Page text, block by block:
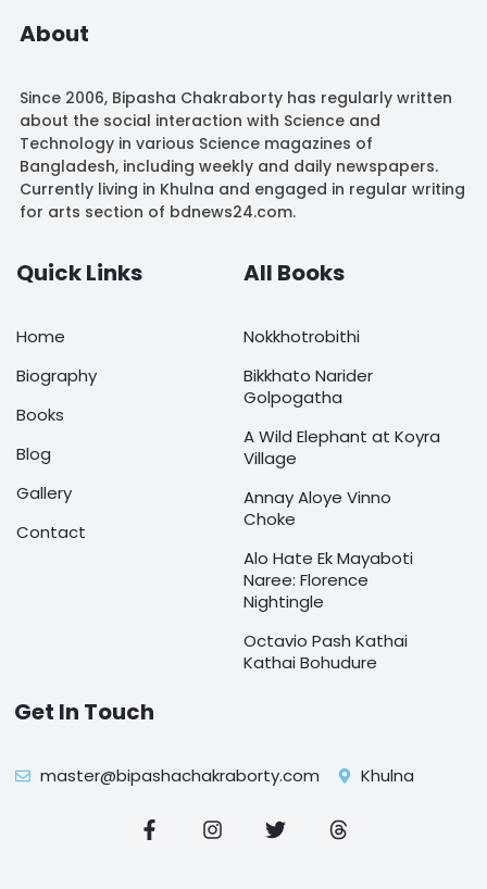
About
Since 2006, Bipasha Chakraborty has regularly written
about the social interaction with Science and
Technology in various Science magazines of
Bangladesh, including weekly and daily newspapers.
Currently living in Khulna and engaged in regular writing
for arts section of bdnews24.com.
Quick Links
Home
Biography
Books
Blog
Gallery
Contact
All Books
Nokkhotrobithi
Bikkhato Narider
Golpogatha
A Wild Elephant at Koyra
Village
Annay Aloye Vinno
Choke
Alo Hate Ek Mayaboti
Naree: Florence
Nightingle
Octavio Pash Kathai
Kathai Bohudure
Get In Touch
master@bipashachakraborty.com Khulna
F
a
I
n
T
w
T
h